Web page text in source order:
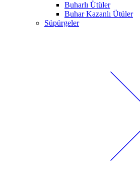
Buharlı Ütüler
Buhar Kazanlı Ütüler
Süpürgeler